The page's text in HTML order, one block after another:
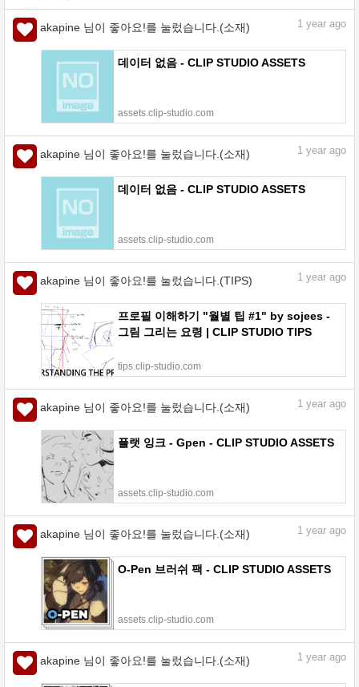
akapine 님이 좋아요!를 눌렀습니다.(소재) 1 year ago
데이터 없음 - CLIP STUDIO ASSETS
assets.clip-studio.com
akapine 님이 좋아요!를 눌렀습니다.(소재) 1 year ago
데이터 없음 - CLIP STUDIO ASSETS
assets.clip-studio.com
akapine 님이 좋아요!를 눌렀습니다.(TIPS) 1 year ago
프로필 이해하기 "월별 팁 #1" by sojees -
그림 그리는 요령 | CLIP STUDIO TIPS
tips.clip-studio.com
akapine 님이 좋아요!를 눌렀습니다.(소재) 1 year ago
플랫 잉크 - Gpen - CLIP STUDIO ASSETS
assets.clip-studio.com
akapine 님이 좋아요!를 눌렀습니다.(소재) 1 year ago
O-Pen 브러쉬 팩 - CLIP STUDIO ASSETS
assets.clip-studio.com
akapine 님이 좋아요!를 눌렀습니다.(소재) 1 year ago